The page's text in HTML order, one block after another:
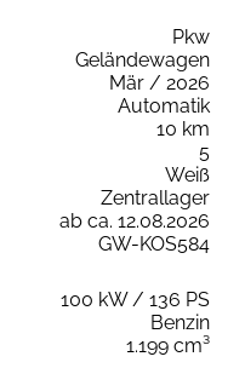
Pkw
Geländewagen
Mär / 2026
Automatik
10 km
5
Weiß
Zentrallager
ab ca. 12.08.2026
GW-KOS584
100 kW / 136 PS
Benzin
1.199 cm³